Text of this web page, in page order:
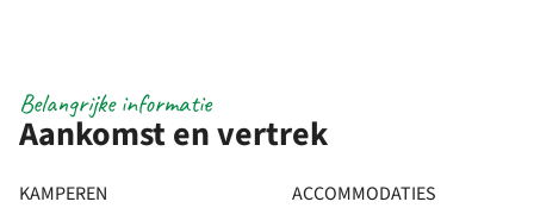
Aankomst en vertrek
Belangrijke informatie
KAMPEREN ACCOMMODATIES